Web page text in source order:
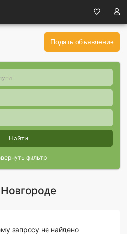
Подать объявление
Найти
фильтр
запросу не найдено